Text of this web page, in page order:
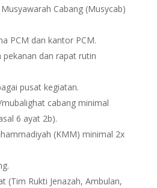
Cabang (Musycab)
PCM dan kantor PCM.
pekanan dan rapat rutin
pusat kegiatan.
cabang minimal
6 ayat 2b).
(KMM) minimal 2x
(Tim Rukti Jenazah, Ambulan,